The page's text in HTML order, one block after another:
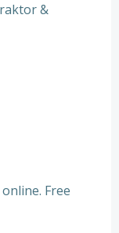
&
Free